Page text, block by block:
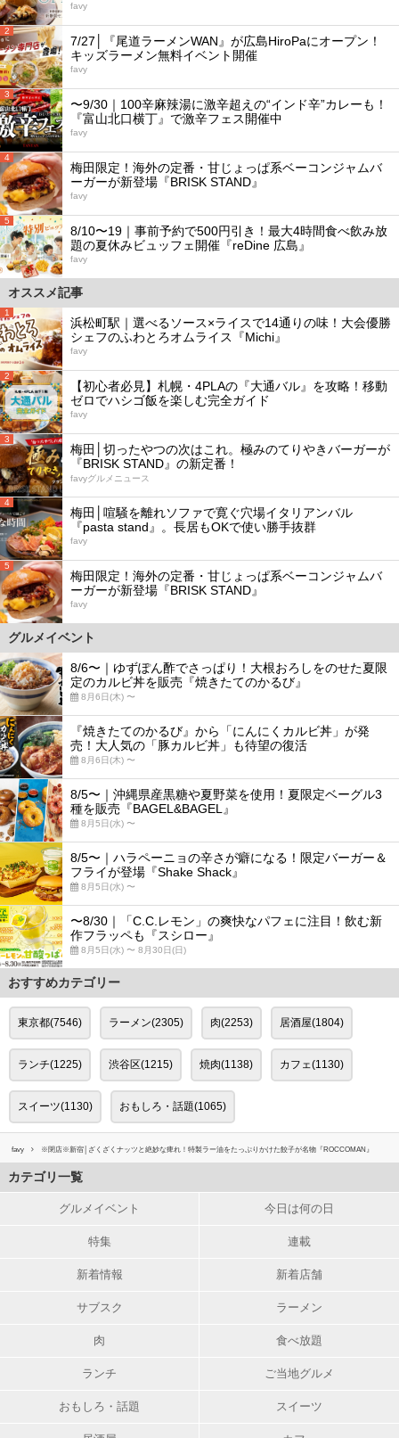
favy
2
7/27│『尾道ラーメンWAN』が広島HiroPaにオープン！
キッズラーメン無料イベント開催
favy
3
〜9/30｜100辛麻辣湯に激辛超えの“インド辛”カレーも！
『富山北口横丁』で激辛フェス開催中
favy
4
梅田限定！海外の定番・甘じょっぱ系ベーコンジャムバ
ーガーが新登場『BRISK STAND』
favy
5
8/10〜19｜事前予約で500円引き！最大4時間食べ飲み放
題の夏休みビュッフェ開催『reDine 広島』
favy
オススメ記事
1
浜松町駅｜選べるソース×ライスで14通りの味！大会優勝
シェフのふわとろオムライス『Michi』
favy
2
【初心者必見】札幌・4PLAの『大通バル』を攻略！移動
ゼロでハシゴ飯を楽しむ完全ガイド
favy
3
梅田│切ったやつの次はこれ。極みのてりやきバーガーが
『BRISK STAND』の新定番！
favyグルメニュース
4
梅田│喧騒を離れソファで寛ぐ穴場イタリアンバル
『pasta stand』。長居もOKで使い勝手抜群
favy
5
梅田限定！海外の定番・甘じょっぱ系ベーコンジャムバ
ーガーが新登場『BRISK STAND』
favy
グルメイベント
8/6〜｜ゆずぽん酢でさっぱり！大根おろしをのせた夏限
定のカルビ丼を販売『焼きたてのかるび』
8月6日(木) 〜
『焼きたてのかるび』から「にんにくカルビ丼」が発
売！大人気の「豚カルビ丼」も待望の復活
8月6日(木) 〜
8/5〜｜沖縄県産黒糖や夏野菜を使用！夏限定ベーグル3
種を販売『BAGEL&BAGEL』
8月5日(水) 〜
8/5〜｜ハラペーニョの辛さが癖になる！限定バーガー＆
フライが登場『Shake Shack』
8月5日(水) 〜
〜8/30｜「C.C.レモン」の爽快なパフェに注目！飲む新
作フラッペも『スシロー』
8月5日(水) 〜 8月30日(日)
おすすめカテゴリー
東京都(7546) ラーメン(2305) 肉(2253) 居酒屋(1804)
ランチ(1225) 渋谷区(1215) 焼肉(1138) カフェ(1130)
スイーツ(1130) おもしろ・話題(1065)
favy ※閉店※新宿│ざくざくナッツと絶妙な痺れ！特製ラー油をたっぷりかけた餃子が名物『ROCCOMAN』
カテゴリ一覧
グルメイベント 今日は何の日
特集 連載
新着情報 新着店舗
サブスク ラーメン
肉 食べ放題
ランチ ご当地グルメ
おもしろ・話題 スイーツ